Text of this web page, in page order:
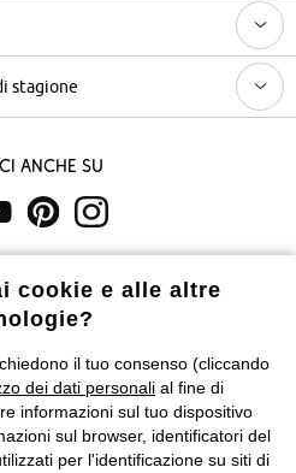
stagione
anche su
di servizio.
Gestione dei cookie
Diritto di recesso
cookie e alle altre
il tuo consenso (cliccando
dei dati personali al fine di
informazioni sul tuo dispositivo
sul browser, identificatori del
per l'identificazione su siti di